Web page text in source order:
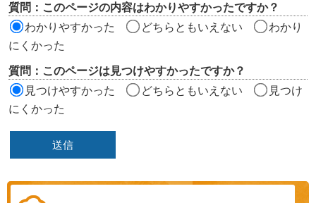
ア
質問：このページの内容はわかりやすかったですか？
わかりやすかった
どちらともいえない
わかり
にくかった
質問：このページは見つけやすかったですか？
見つけやすかった
どちらともいえない
見つけ
にくかった